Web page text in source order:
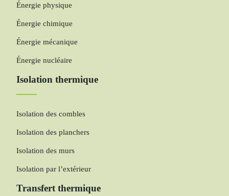
Énergie physique
Énergie chimique
Énergie mécanique
Énergie nucléaire
Isolation thermique
Isolation des combles
Isolation des planchers
Isolation des murs
Isolation par l’extérieur
Transfert thermique